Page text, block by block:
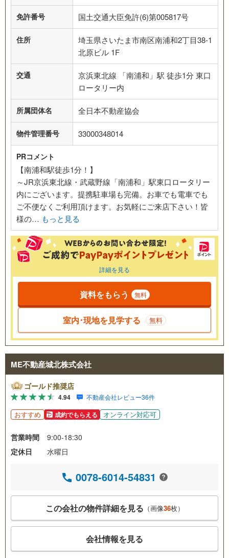
免許番号 国土交通大臣免許(6)第005817号
住所
埼玉県さいたま市南区南浦和2丁目38-1
北原ビル 1F
交通
京浜東北線 「南浦和」駅 徒歩1分 東口
ロータリー内
所属団体名 全日本不動産協会
物件管理番号 33000348014
PRコメント
【南浦和駅徒歩1分！】
～JR京浜東北線・武蔵野線「南浦和」駅東口ロータリー
内にございます。提携駐車場も完備。お車でも電車でも
ご不便なくご利用頂けます。お気軽にご来店下さい！皆
様の… もっと見る
詳細を見る
資料をもらう 無料
室内･現地を見学する 無料
ME不動産城北株式会社
ゴールド推奨店
4.94 不動産会社レビュー36件
おすすめ 成約でもらえる オンライン対応可
営業時間
9:00-18:30
定休日
水曜日
0078-6014-54831
この会社の物件詳細を見る （画像36枚）
会社情報を見る